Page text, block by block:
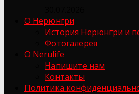
О Нерюнгри
История Нерюнгри и
Фотогалерея
О Nerulife
Напишите нам
Контакты
Политика